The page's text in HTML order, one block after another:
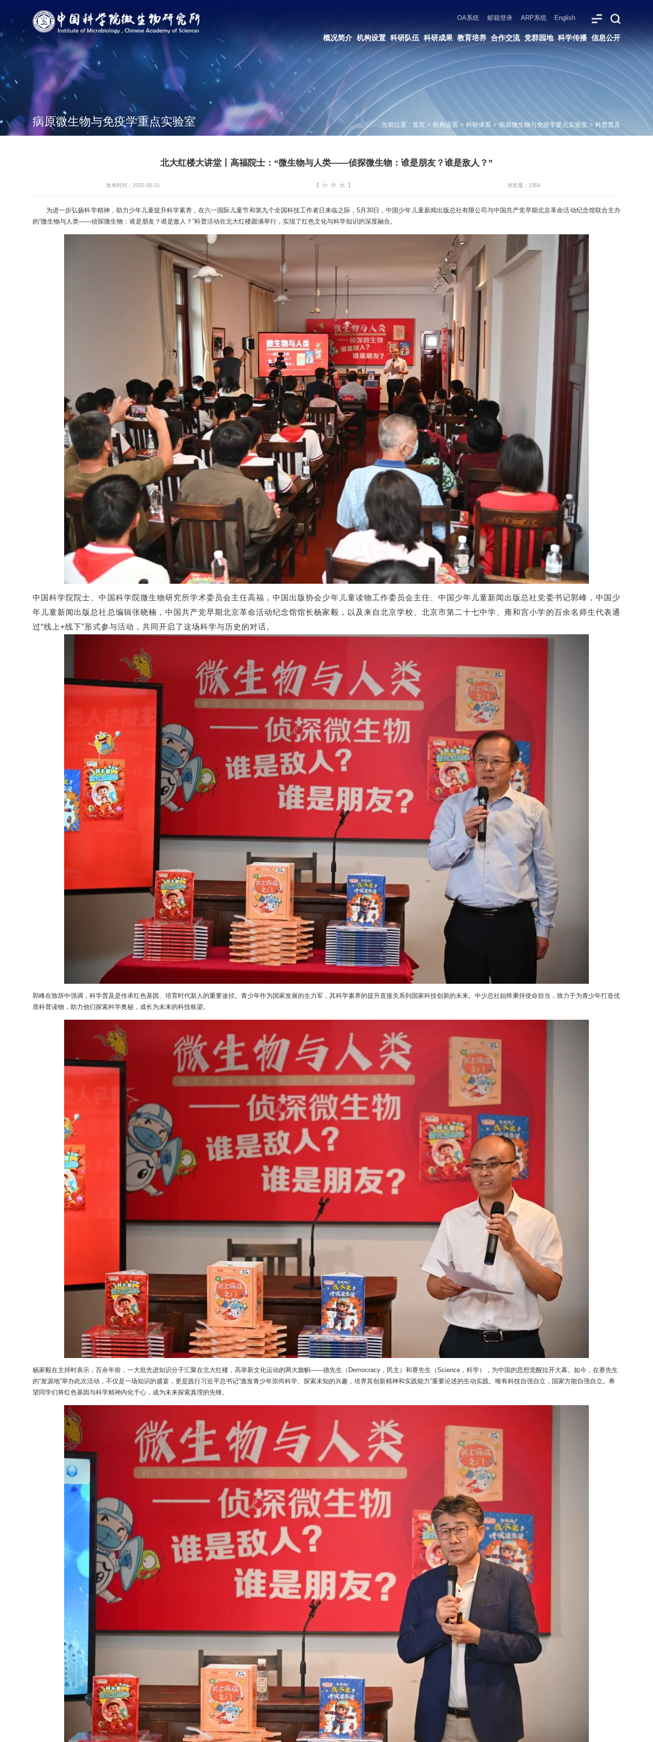
English
病原微生物与免疫学重点实验室 当前位置 : 首页 > 机构设置 > 科研体系> 病原微生物与免疫学重点实验室 > 科普普及
北大红楼大讲堂丨高福院士：“微生物与人类——侦探微生物：谁是朋友？谁是敌人？”
发布时间：2025-05-31 【 小 中 大 】 浏览量：1359
为进一步弘扬科学精神，助力少年儿童提升科学素养，在六一国际儿童节和第九个全国科技工作者日来临之际，5月30日，中国少年儿童新闻出版总社有限公司与中国共产党早期北京革命活动纪念馆联合主办
的“微生物与人类——侦探微生物：谁是朋友？谁是敌人？”科普活动在北大红楼圆满举行，实现了红色文化与科学知识的深度融合。
中国科学院院士、中国科学院微生物研究所学术委员会主任高福，中国出版协会少年儿童读物工作委员会主任、中国少年儿童新闻出版总社党委书记郭峰，中国少
年儿童新闻出版总社总编辑张晓楠，中国共产党早期北京革命活动纪念馆馆长杨家毅，以及来自北京学校、北京市第二十七中学、雍和宫小学的百余名师生代表通
过“线上+线下”形式参与活动，共同开启了这场科学与历史的对话。
郭峰在致辞中强调，科学普及是传承红色基因、培育时代新人的重要途径。青少年作为国家发展的生力军，其科学素养的提升直接关系到国家科技创新的未来。中少总社始终秉持使命担当，致力于为青少年打造优
质科普读物，助力他们探索科学奥秘，成长为未来的科技栋梁。
杨家毅在主持时表示，百余年前，一大批先进知识分子汇聚在北大红楼，高举新文化运动的两大旗帜——德先生（Democracy，民主）和赛先生（Science，科学），为中国的思想觉醒拉开大幕。如今，在赛先生
的“发源地”举办此次活动，不仅是一场知识的盛宴，更是践行习近平总书记“激发青少年崇尚科学、探索未知的兴趣，培养其创新精神和实践能力”重要论述的生动实践。唯有科技自强自立，国家方能自强自立。希
望同学们将红色基因与科学精神内化于心，成为未来探索真理的先锋。